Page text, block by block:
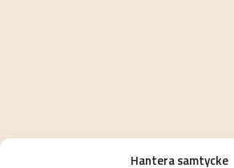
Hantera samtycke